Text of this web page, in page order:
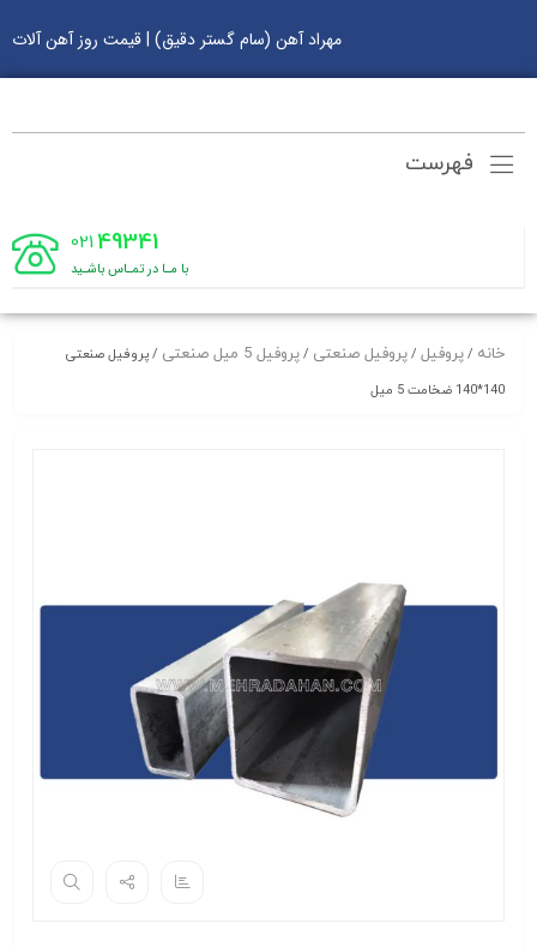
مهراد آهن (سام گستر دقیق) | قیمت روز آهن آلات
فهرست
49341
021
با مـا در تمـاس باشـید
خانه /پروفیل /پروفیل صنعتی /پروفیل 5 میل صنعتی
/ پروفیل صنعتی
140*140 ضخامت 5 میل